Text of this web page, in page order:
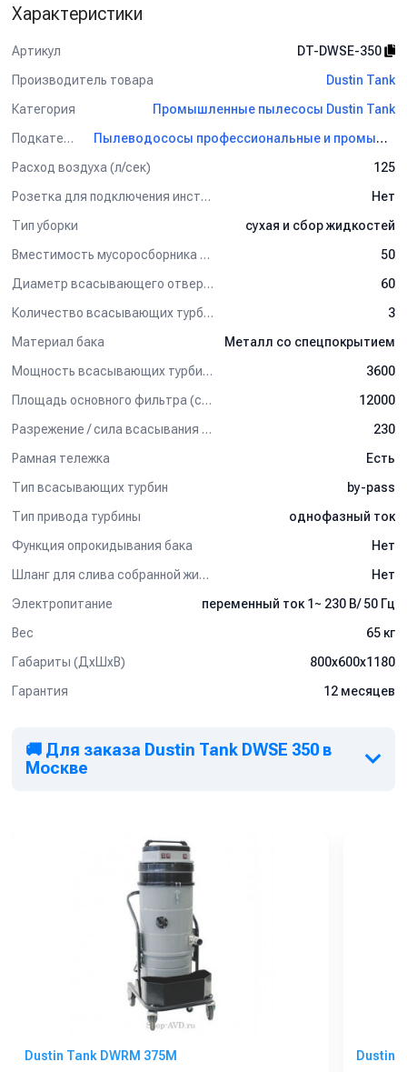
ПылесосDWSE 350обладает возможностью одновременной
уборки сухой и жидкой грязи без замены фильтрующего
комплекта. Смешанный мусор при проходе через
тангенциально расположенный патрубок попадает в циклонное
завихрение потока воздуха, разделяясь на сухие и жидкие
как жидкая грязь скапливается на дне бака в пределах его
объема.
Характерные преимущества:
- Рамная конструкция на колёсах с выкатывающимся баком.
- Окрашенный металлический бак, защищенный от коррозии.
- 3 электромотора с вакуумным насосом By-Pass.
- Боковой входной патрубок для создания циклонного
- Полуавтоматический встряхиватель фильтра с
электрическим управлением.
- Одновременная уборка сухой и жидкой грязи.
Комплект поставки:
Номинальный диаметр входного патрубка – 60 мм.
- Полиэстеровый фильтр-картридж (1 мкм, класс M).
Дополнительные опции:
- Фильтр HEPA с эффективностью фильтрации 99,999% (0,18
мкм, класс H).
Применение:
Пылесос для сухой и влажной уборки представляет собой
универсальный аппарат, пригодный для общих сложных задач
уборки на любых предприятиях ремесленной и промышленной
сферы, например, в мастерской, на автосервисе или
производственных предприятиях, в машиностроении.
и напольных насадок . Аксессуары
приобретаются
отдельно
, в зависимости от характера предстоящих работ.
Характеристики
Артикул
DT-DWSE-350
Производитель товара
Dustin Tank
Категория
Промышленные пылесосы Dustin Tank
Подкатегория
Пылеводососы профессиональные и промышленные Dustin Tank
Расход воздуха (л/сек)
125
Розетка для подключения инструмента
Нет
Тип уборки
сухая и сбор жидкостей
Вместимость мусоросборника (л)
50
Диаметр всасывающего отверстия (мм)
60
Количество всасывающих турбин (шт)
3
Материал бака
Металл со спецпокрытием
Мощность всасывающих турбин (Вт)
3600
Площадь основного фильтра (см2)
12000
Разрежение / сила всасывания (мбар)
230
Рамная тележка
Есть
Тип всасывающих турбин
by-pass
Тип привода турбины
однофазный ток
Функция опрокидывания бака
Нет
Шланг для слива собранной жидкости
Нет
Электропитание
переменный ток 1~ 230 В/ 50 Гц
Вес
65 кг
Габариты (ДхШхВ)
800х600х1180
Гарантия
12 месяцев
🚚 Для заказа Dustin Tank DWSE 350 в
Москве
Dustin Tank DWRM 375M Dustin